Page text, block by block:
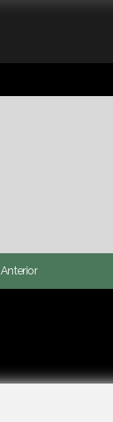
Anterior